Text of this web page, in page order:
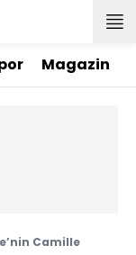
Magazin
Camille